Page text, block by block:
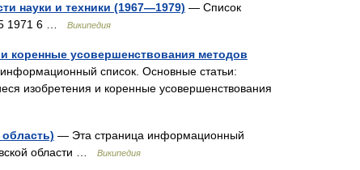
науки и техники (1967—1979) — Список
5 1971 6 …
Википедия
коренные усовершенствования методов
список. Основные статьи:
изобретения и коренные усовершенствования
— Эта страница информационный
области …
Википедия